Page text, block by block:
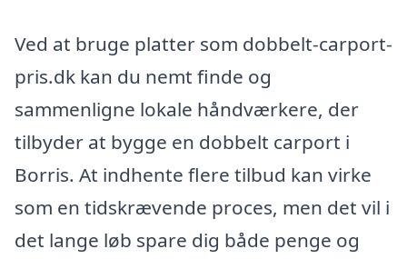
Ved at bruge platter som dobbelt-carport-
pris.dk kan du nemt finde og
sammenligne lokale håndværkere, der
tilbyder at bygge en dobbelt carport i
Borris. At indhente flere tilbud kan virke
som en tidskrævende proces, men det vil i
det lange løb spare dig både penge og